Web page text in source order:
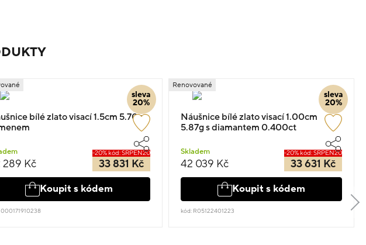
sleva
20%
bílé zlato visací 1.5cm 5.70g s
289 Kč
-20% kód: SRPEN20
33 831 Kč
Koupit s kódem
000171910238
sleva
20%
Renovované
Náušnice bílé zlato visací 1.00cm
5.87g s diamantem 0.400ct
Skladem
42 039 Kč
-20% kód: SRPEN20
33 631 Kč
Koupit s kódem
kód: R05122401223